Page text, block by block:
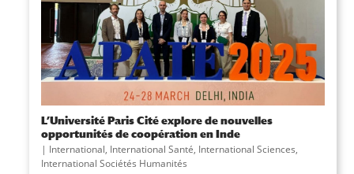
L’Université Paris Cité explore de nouvelles
opportunités de coopération en Inde
| International, International Santé, International Sciences,
International Sociétés Humanités